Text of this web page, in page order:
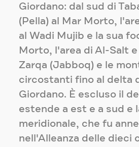
Giordano: dal sud di
(Pella) al Mar Morto,
al Wadi Mujib e la sua
Morto, l'area di Al-Salt
Zarqa (Jabboq) e le
circostanti fino al delta
Giordano. È escluso il
estende a est e a sud e
meridionale, che fu
nell'Alleanza delle dieci